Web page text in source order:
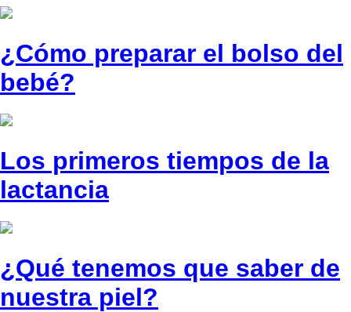
¿Cómo preparar el bolso del
bebé?
Los primeros tiempos de la
lactancia
¿Qué tenemos que saber de
nuestra piel?